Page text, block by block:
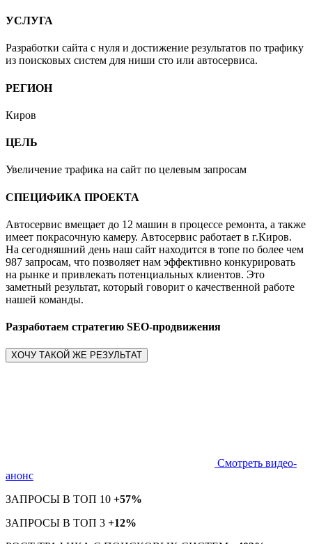
УСЛУГА
Разработки сайта с нуля и достижение результатов по трафику
из поисковых систем для ниши сто или автосервиса.
РЕГИОН
Киров
ЦЕЛЬ
Увеличение трафика на сайт по целевым запросам
СПЕЦИФИКА ПРОЕКТА
Автосервис вмещает до 12 машин в процессе ремонта, а также
имеет покрасочную камеру. Автосервис работает в г.Киров.
На сегодняшний день наш сайт находится в топе по более чем
987 запросам, что позволяет нам эффективно конкурировать
на рынке и привлекать потенциальных клиентов. Это
заметный результат, который говорит о качественной работе
нашей команды.
Разработаем стратегию SEO-продвижения
ХОЧУ ТАКОЙ ЖЕ РЕЗУЛЬТАТ
Смотреть видео-
анонс
ЗАПРОСЫ В ТОП 10 +57%
ЗАПРОСЫ В ТОП 3 +12%